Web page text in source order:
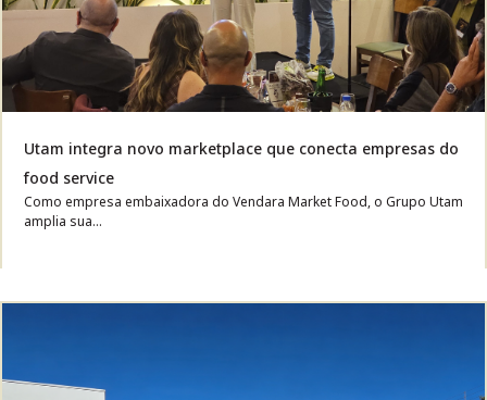
Utam integra novo marketplace que conecta empresas do
food service
Como empresa embaixadora do Vendara Market Food, o Grupo Utam
amplia sua...